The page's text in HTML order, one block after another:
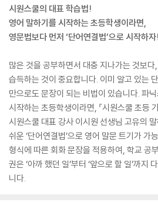
시원스쿨의 대표 학습법!
영어 말하기를 시작하는 초등학생이라면,
영문법보다 먼저 ‘단어연결법’으로 시작하자!
많은 것을 공부하면서 대충 지나가는 것보
습득하는 것이 중요합니다. 이미 알고 있는
만으로도 문장이 되는 비법이 있습니다. 파
시작하는 초등학생이라면, 『시원스쿨 초등
시원스쿨 대표 강사 이시원 선생님 고유의
쉬운 ‘단어연결법’으로 영어 말문 트기가 가
형식에 따른 회화 문장을 적용하여, 학교 공
권은 ‘아까 했던 일’부터 ‘앞으로 할 일’까지
니다.